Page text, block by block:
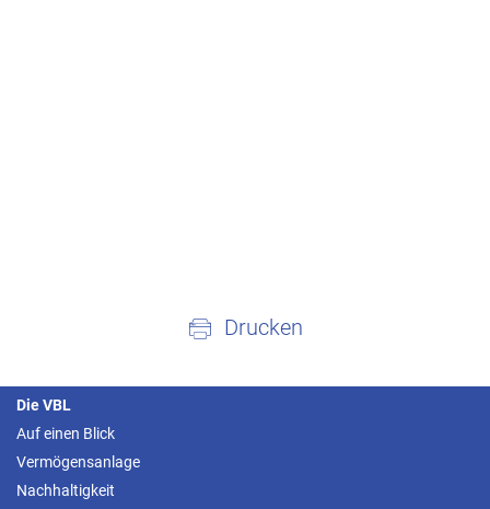
Drucken
Die VBL
Auf einen Blick
Vermögensanlage
Nachhaltigkeit